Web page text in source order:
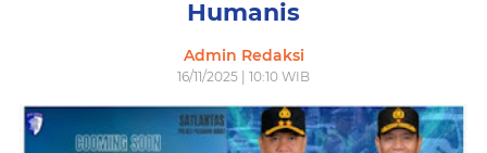
Humanis
Admin Redaksi
16/11/2025 | 10:10 WIB